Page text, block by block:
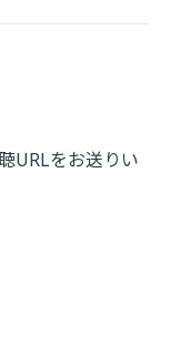
URLをお送りい